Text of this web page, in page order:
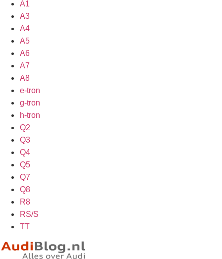
A1
A3
A4
A5
A6
A7
A8
e-tron
g-tron
h-tron
Q2
Q3
Q4
Q5
Q7
Q8
R8
RS/S
TT